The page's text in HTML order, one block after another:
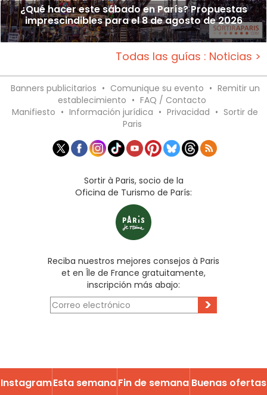
¿Qué hacer este sábado en París? Propuestas
imprescindibles para el 8 de agosto de 2026
Todas las guías : Noticias >
Banners publicitarios • Comunique su evento • Remitir un
establecimiento • FAQ / Contacto
Manifiesto • Información jurídica • Privacidad • Sortir de
Paris
Sortir à Paris, socio de la
Oficina de Turismo de París:
Reciba nuestros mejores consejos à Paris
et en Île de France gratuitamente,
inscripción más abajo:
>
InstagramEsta semanaFin de semana Buenas ofertas